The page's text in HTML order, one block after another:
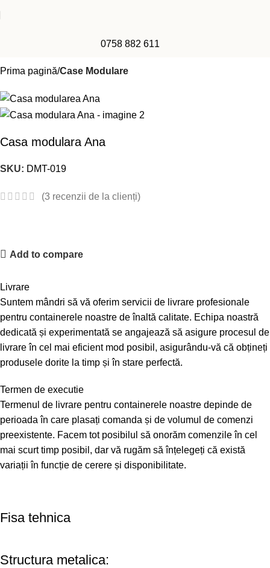
0758 882 611
Prima pagină Case Modulare
Casa modulara Ana
SKU: DMT-019
(3 recenzii de la clienți)
Add to compare
Livrare
Suntem mândri să vă oferim servicii de livrare profesionale
pentru containerele noastre de înaltă calitate. Echipa noastră
dedicată și experimentată se angajează să asigure procesul de
livrare în cel mai eficient mod posibil, asigurându-vă că obțineți
produsele dorite la timp și în stare perfectă.
Termen de executie
Termenul de livrare pentru containerele noastre depinde de
perioada în care plasați comanda și de volumul de comenzi
preexistente. Facem tot posibilul să onorăm comenzile în cel
mai scurt timp posibil, dar vă rugăm să înțelegeți că există
variații în funcție de cerere și disponibilitate.
Fisa tehnica
Structura metalica: